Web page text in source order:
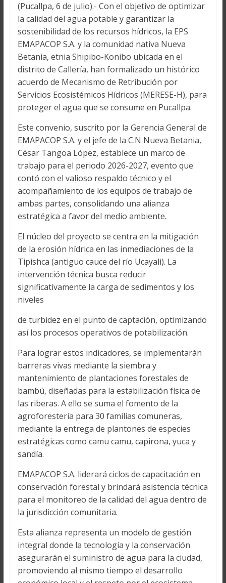
(Pucallpa, 6 de julio).- Con el objetivo de optimizar
la calidad del agua potable y garantizar la
sostenibilidad de los recursos hídricos, la EPS
EMAPACOP S.A. y la comunidad nativa Nueva
Betania, etnia Shipibo-Konibo ubicada en el
distrito de Callería, han formalizado un histórico
acuerdo de Mecanismo de Retribución por
Servicios Ecosistémicos Hídricos (MERESE-H), para
proteger el agua que se consume en Pucallpa.
Este convenio, suscrito por la Gerencia General de
EMAPACOP S.A. y el jefe de la C.N Nueva Betania,
César Tangoa López, establece un marco de
trabajo para el periodo 2026-2027, evento que
contó con el valioso respaldo técnico y el
acompañamiento de los equipos de trabajo de
ambas partes, consolidando una alianza
estratégica a favor del medio ambiente.
El núcleo del proyecto se centra en la mitigación
de la erosión hídrica en las inmediaciones de la
Tipishca (antiguo cauce del río Ucayali). La
intervención técnica busca reducir
significativamente la carga de sedimentos y los
niveles
de turbidez en el punto de captación, optimizando
así los procesos operativos de potabilización.
Para lograr estos indicadores, se implementarán
barreras vivas mediante la siembra y
mantenimiento de plantaciones forestales de
bambú, diseñadas para la estabilización física de
las riberas. A ello se suma el fomento de la
agroforestería para 30 familias comuneras,
mediante la entrega de plantones de especies
estratégicas como camu camu, capirona, yuca y
sandía.
EMAPACOP S.A. liderará ciclos de capacitación en
conservación forestal y brindará asistencia técnica
para el monitoreo de la calidad del agua dentro de
la jurisdicción comunitaria.
Esta alianza representa un modelo de gestión
integral donde la tecnología y la conservación
asegurarán el suministro de agua para la ciudad,
promoviendo al mismo tiempo el desarrollo